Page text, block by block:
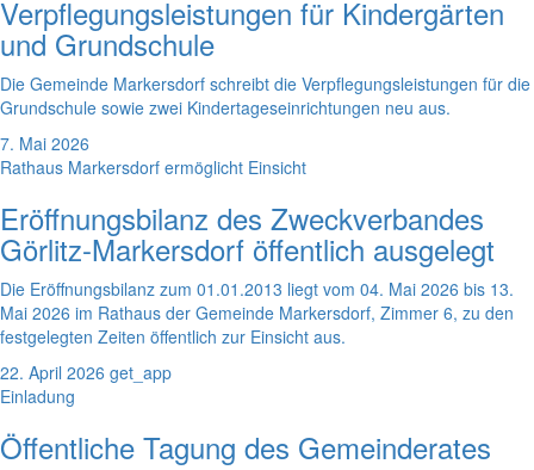
Verpflegungsleistungen für Kindergärten
und Grundschule
Die Gemeinde Markersdorf schreibt die Verpflegungsleistungen für die
Grundschule sowie zwei Kindertageseinrichtungen neu aus.
7. Mai 2026
Rathaus Markersdorf ermöglicht Einsicht
Eröffnungsbilanz des Zweckverbandes
Görlitz-Markersdorf öffentlich ausgelegt
Die Eröffnungsbilanz zum 01.01.2013 liegt vom 04. Mai 2026 bis 13.
Mai 2026 im Rathaus der Gemeinde Markersdorf, Zimmer 6, zu den
festgelegten Zeiten öffentlich zur Einsicht aus.
22. April 2026 get_app
Einladung
Öffentliche Tagung des Gemeinderates